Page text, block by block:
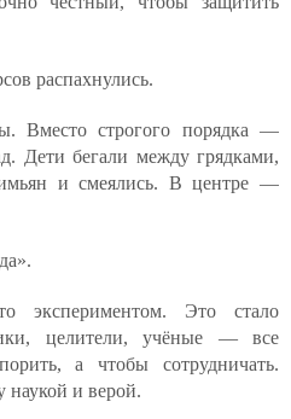
распахнулись.
Вместо строгого порядка —
Дети бегали между грядками,
и смеялись. В центре —
экспериментом. Это стало
целители, учёные — все
а чтобы сотрудничать.
наукой и верой.